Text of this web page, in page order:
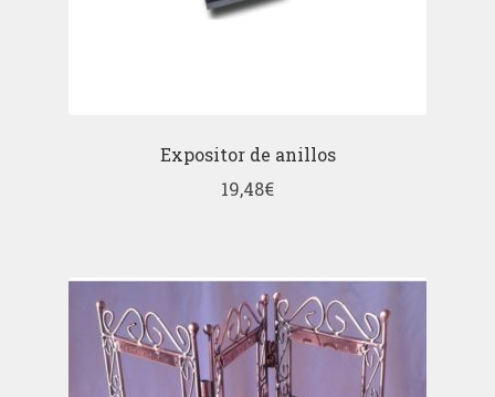
Expositor de anillos
19,48€